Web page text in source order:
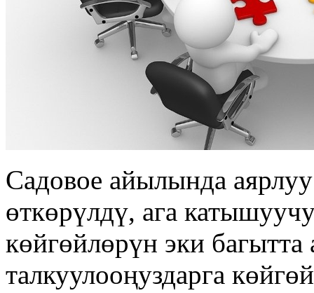
Садовое айылында
өткөрүлдү, ага
көйгөйлөрүн эки
талкуулооңуздарга